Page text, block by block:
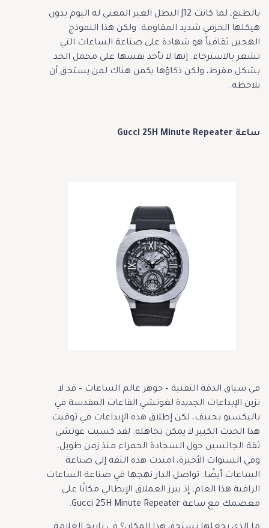
بالطبع، لما كانت J12 البطل الغير المغنى له اليوم بدون
هيكلها الخزفي شديد المقاومة. ولكن هذا النموذج
الهجين ثقافياً هو شهادة على صناعة الساعات التي
تشعر بالاسترخاء. إنها لا تأخذ نفسها على محمل الجد
بشكل مفرط، ولكن ذكاؤها يكمن هناك لمن يستحق أن
يلاحظه.
ساعة Gucci 25H Minute Repeater
في سياق الدقة التقنية – جوهر عالم الساعات – قد لا
تزين الإبداعات الجديدة لغوتشي القاعات المقدسة في
باليكسبو بجنيف، لكن إطلاق هذه الإبداعات في توقيت
هذا الحدث الكبير لا يمكن تجاهله. لقد كسبت غوتشي
ثقة الجالسين حول السجادة الحمراء منذ زمن طويل،
وفي السنوات الأخيرة، امتدت هذه الثقة إلى صناعة
الساعات أيضًا. تواصل الدار نهجها في صناعة الساعات
الراقية هذا العام، إذ يبرز العملاق الإيطالي مكانًا على
معصمك مع ساعة Gucci 25H Minute Repeater.